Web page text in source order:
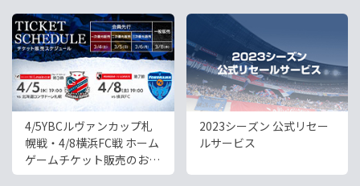
4/5YBCルヴァンカップ札
幌戦・4/8横浜FC戦 ホーム
ゲームチケット販売のお知
らせ
2023シーズン 公式リセー
ルサービス